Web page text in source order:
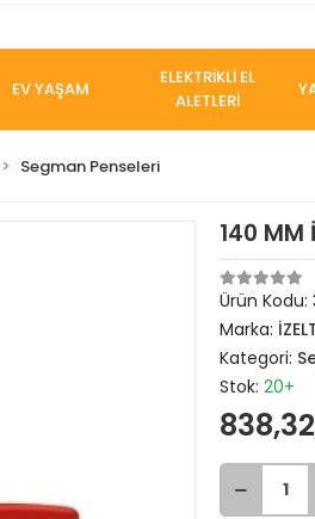
EV YAŞAM
ELEKTRİKLİ EL
ALETLERİ
Segman Penseleri
140 MM
Ürün Kodu:
Marka:
Kategori:
Stok: 20+